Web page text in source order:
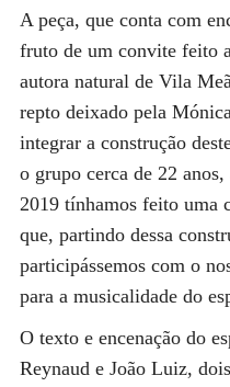
A peça, que conta com
fruto de um convite feito
autora natural de Vila
repto deixado pela
integrar a construção
o grupo cerca de 22
2019 tínhamos feito uma
que, partindo dessa
participássemos com o
para a musicalidade do
O texto e encenação do
Reynaud e João Luiz,